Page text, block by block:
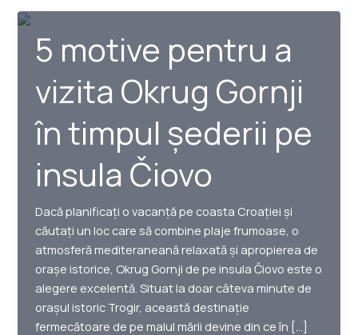
5 motive pentru a
vizita Okrug Gornji
în timpul șederii pe
insula Čiovo
Dacă planificați o vacanță pe coasta Croației și
căutați un loc care să combine plaje frumoase, o
atmosferă mediteraneană relaxată și apropierea de
orașe istorice, Okrug Gornji de pe insula Čiovo este o
alegere excelentă. Situat la doar câteva minute de
orașul istoric Trogir, această destinație
fermecătoare de pe malul mării devine din ce în […]